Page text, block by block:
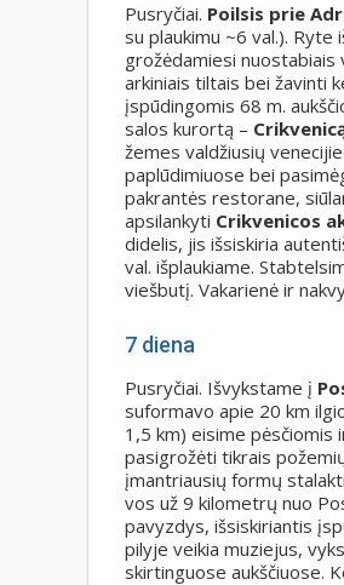
Pusryčiai. Poilsis prie
su plaukimu ~6 val.). Ryte
grožėdamiesi nuostabiais
arkiniais tiltais bei žavinti
įspūdingomis 68 m.
salos kurortą –
žemes valdžiusių
paplūdimiuose bei
pakrantės restorane,
apsilankyti Crikvenicos
didelis, jis išsiskiria
val. išplaukiame.
viešbutį. Vakarienė ir
7 diena
Pusryčiai. Išvykstame į
suformavo apie 20 km
1,5 km) eisime pėsčiomis
pasigrožėti tikrais
įmantriausių formų
vos už 9 kilometrų nuo
pavyzdys, išsiskiriantis
pilyje veikia muziejus,
skirtinguose aukščiuose.